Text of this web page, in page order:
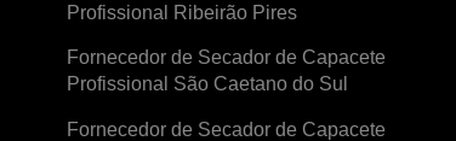
Profissional Ribeirão Pires
Fornecedor de Secador de Capacete
Profissional São Caetano do Sul
Fornecedor de Secador de Capacete